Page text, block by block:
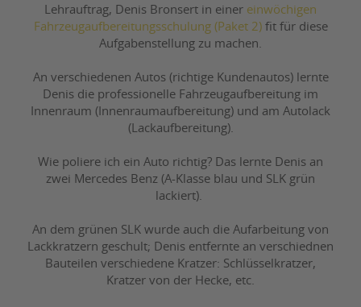
Lehrauftrag, Denis Bronsert in einer einwöchigen
Fahrzeugaufbereitungsschulung (Paket 2)fit für diese
Aufgabenstellung zu machen.
An verschiedenen Autos (richtige Kundenautos) lernte
Denis die professionelle Fahrzeugaufbereitung im
Innenraum (Innenraumaufbereitung) und am Autolack
(Lackaufbereitung).
Wie poliere ich ein Auto richtig? Das lernte Denis an
zwei Mercedes Benz (A-Klasse blau und SLK grün
lackiert).
An dem grünen SLK wurde auch die Aufarbeitung von
Lackkratzern geschult; Denis entfernte an verschiednen
Bauteilen verschiedene Kratzer: Schlüsselkratzer,
Kratzer von der Hecke, etc.